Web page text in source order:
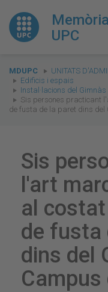
UPC
You
are
here:
MDUPC UNITATS
Edificis i espais
Instal·lacions del
Sis persones practicant
de fusta de la paret dins
Sis
l'art
al
de fusta
dins del
Campus